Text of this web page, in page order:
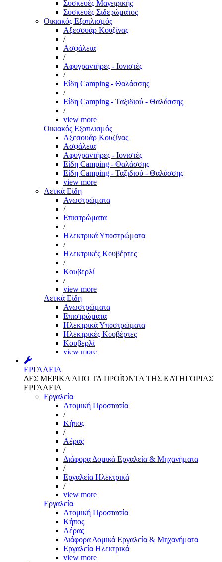
Συσκευές Μαγειρικής
Συσκευές Σιδερώματος
Οικιακός Εξοπλισμός
Αξεσουάρ Κουζίνας
/
Ασφάλεια
/
Αφυγραντήρες - Ιονιστές
/
Είδη Camping - Θαλάσσης
/
Είδη Camping - Ταξιδιού - Θαλάσσης
/
view more
Οικιακός Εξοπλισμός
Αξεσουάρ Κουζίνας
Ασφάλεια
Αφυγραντήρες - Ιονιστές
Είδη Camping - Θαλάσσης
Είδη Camping - Ταξιδιού - Θαλάσσης
view more
Λευκά Είδη
Ανωστρώματα
/
Επιστρώματα
/
Ηλεκτρικά Υποστρώματα
/
Ηλεκτρικές Κουβέρτες
/
Κουβερλί
/
view more
Λευκά Είδη
Ανωστρώματα
Επιστρώματα
Ηλεκτρικά Υποστρώματα
Ηλεκτρικές Κουβέρτες
Κουβερλί
view more
ΕΡΓΑΛΕΙΑ
ΔΕΣ ΜΕΡΙΚΑ ΑΠΌ ΤΑ ΠΡΟΪΌΝΤΑ ΤΗΣ ΚΑΤΗΓΟΡΙΑΣ
ΕΡΓΑΛΕΙΑ
Εργαλεία
Aτομική Προστασία
/
Kήπος
/
Αέρας
/
Διάφορα Δομικά Εργαλεία & Μηχανήματα
/
Εργαλεία Ηλεκτρικά
/
view more
Εργαλεία
Aτομική Προστασία
Kήπος
Αέρας
Διάφορα Δομικά Εργαλεία & Μηχανήματα
Εργαλεία Ηλεκτρικά
view more